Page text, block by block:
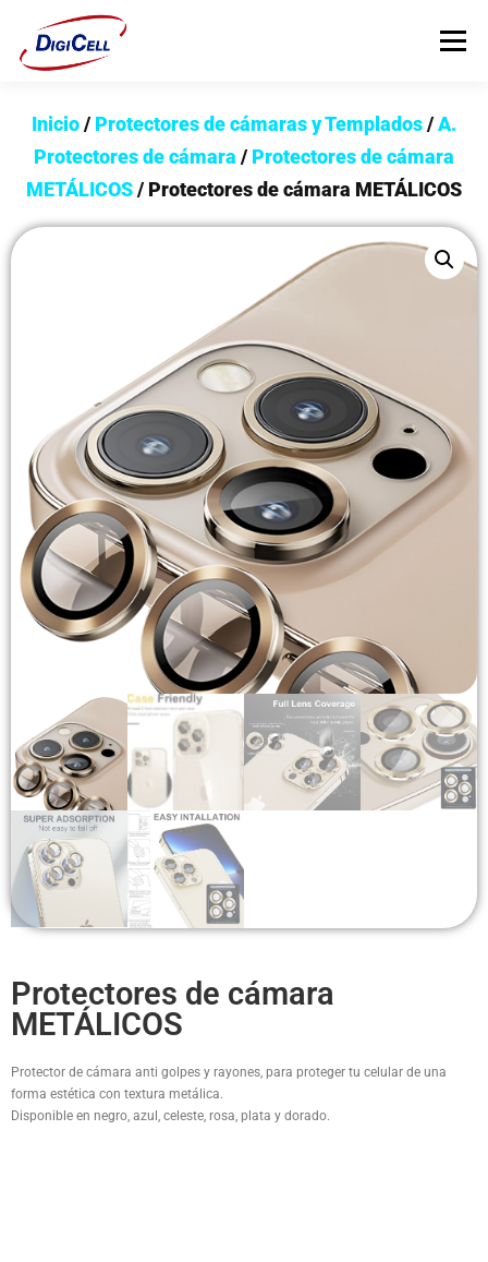
Menú
INICIO >>> ¡FUNDAS MAGNET! <<< FUNDAS
Flip Cover
Soportes
Headsets Gamer
Headsets Inalambricos
Smartwatches
Auriculares TWS
Cargadores
Auriculares con Cable
Amplificadores
Cables
Aros de luz
Repuestos
Inicio/ Protectores de cámaras y Templados/A.
Protectores de cámara / Protectores de cámara
METÁLICOS/ Protectores de cámara METÁLICOS
Protectores de cámara
METÁLICOS
Protector de cámara anti golpes y rayones, para proteger tu celular de una
forma estética con textura metálica.
Disponible en negro, azul, celeste, rosa, plata y dorado.